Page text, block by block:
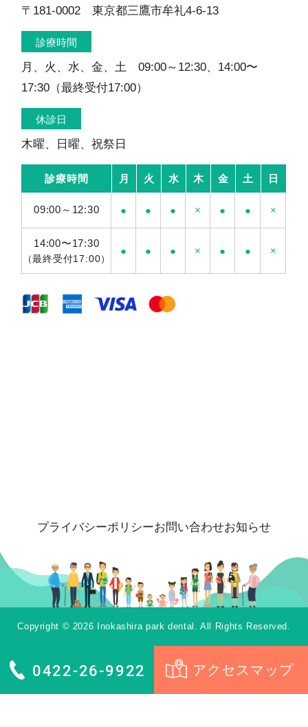
0422-26-9922 アクセスマップ
〒181-0002 東京都三鷹市牟礼4-6-13
診療時間
月、火、水、金、土 09:00～12:30、14:00〜
17:30（最終受付17:00）
休診日
木曜、日曜、祝祭日
診療時間 月 火 水 木 金 土 日
09:00～12:30 ● ● ● × ● ● ×
14:00〜17:30
（最終受付17:00）
● ● ● × ● ● ×
プライバシーポリシーお問い合わせお知らせ
Copyright © 2026 Inokashira park dental. All Rights Reserved.